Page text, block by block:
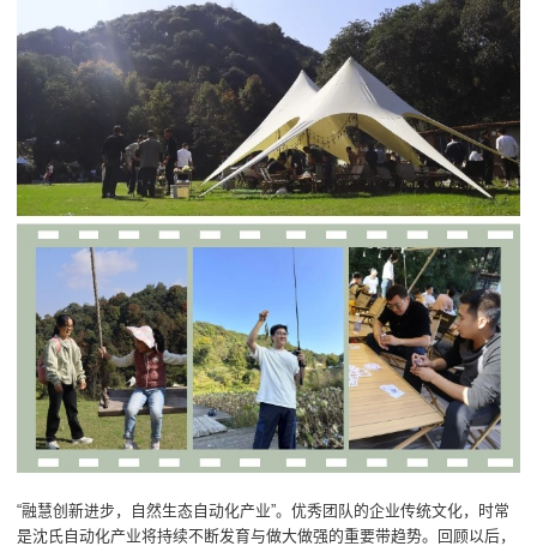
“融慧创新进步，自然生态自动化产业”。优秀团队的企业传统文化，时常
是沈氏自动化产业将持续不断发育与做大做强的重要带趋势。回顾以后，